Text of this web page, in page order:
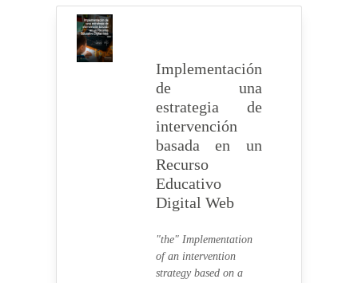
Implementación
de una
estrategia de
intervención
basada en un
Recurso
Educativo
Digital Web
"the" Implementation
of an intervention
strategy based on a